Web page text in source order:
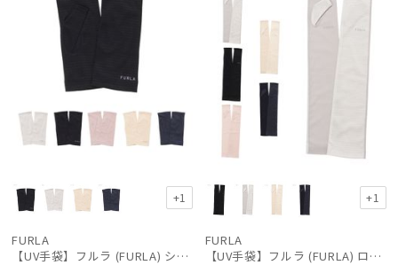
+1
FURLA
【UV手袋】フルラ (FURLA) ショート ＵＶ手袋 ロゴ刺繍 指無し
+1
FURLA
【UV手袋】フルラ (FURLA) ロング ＵＶ手袋 ロゴ刺繍 指無し